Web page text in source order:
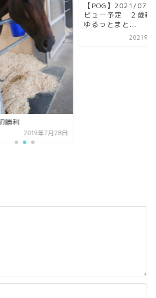
勝利
2019年7月28日
【POG】2021/07/
ビュー予定 ２歳
ゆるっとまと...
2021年7